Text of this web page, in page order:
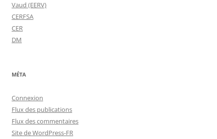
Vaud (EERV)
CERFSA
CER
DM
MÉTA
Connexion
Flux des publications
Flux des commentaires
Site de WordPress-FR